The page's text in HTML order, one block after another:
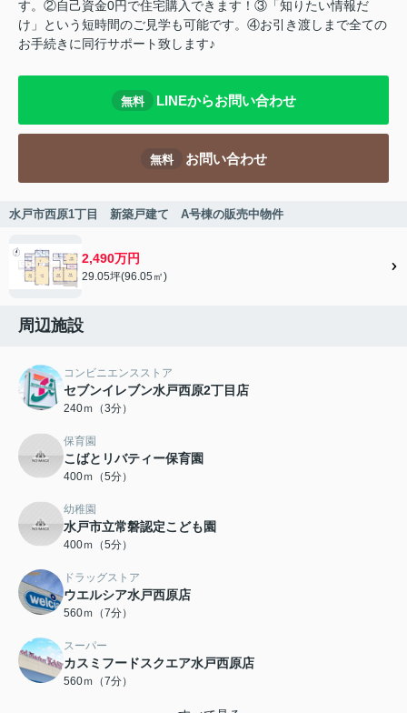
す。②自己資金0円で住宅購入できます！③「知りたい情報だ
け」という短時間のご見学も可能です。④お引き渡しまで全ての
お手続きに同行サポート致します♪
無料 LINEからお問い合わせ
無料 お問い合わせ
水戸市西原1丁目 新築戸建て A号棟の販売中物件
2,490万円
29.05坪(96.05㎡)
周辺施設
コンビニエンスストア
セブンイレブン水戸西原2丁目店
240ｍ（3分）
保育園
こばとリバティー保育園
400ｍ（5分）
幼稚園
水戸市立常磐認定こども園
400ｍ（5分）
ドラッグストア
ウエルシア水戸西原店
560ｍ（7分）
スーパー
カスミフードスクエア水戸西原店
560ｍ（7分）